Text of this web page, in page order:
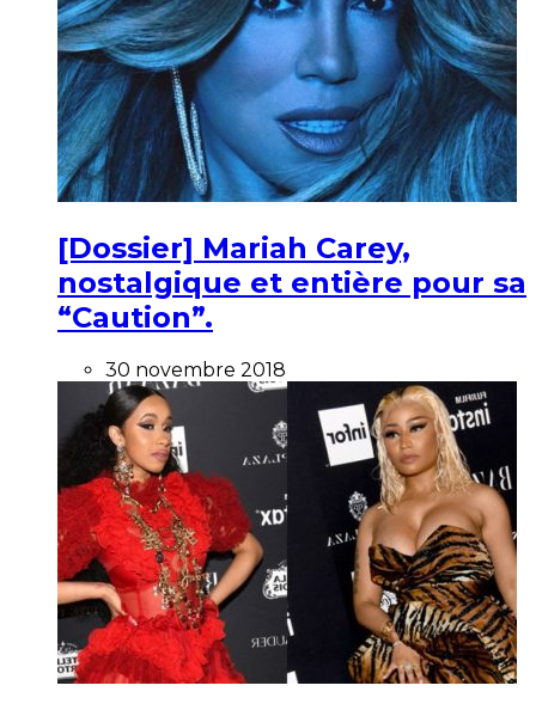
[Dossier] Mariah Carey,
nostalgique et entière pour sa
“Caution”.
30 novembre 2018